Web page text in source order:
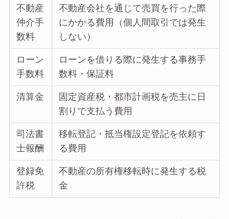
不動産
仲介手
数料
不動産会社を通じて売買を行った際
にかかる費用（個人間取引では発生
しない）
ローン
手数料
ローンを借りる際に発生する事務手
数料・保証料
清算金
固定資産税・都市計画税を売主に日
割りで支払う費用
司法書
士報酬
移転登記・抵当権設定登記を依頼す
る費用
登録免
許税
不動産の所有権移転時に発生する税
金